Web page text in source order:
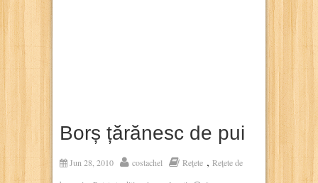
Borș țărănesc de pui
Jun 28, 2010 costachel Rețete , Rețete de